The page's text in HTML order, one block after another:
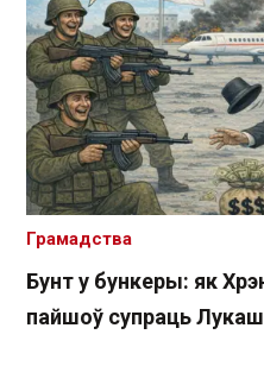
Бунт у бункеры: як
пайшоў супраць
Грамадства